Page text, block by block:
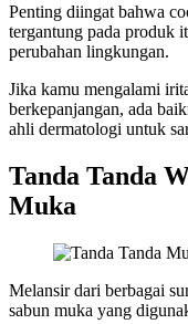
Penting diingat bahwa
tergantung pada produk
perubahan lingkungan.
Jika kamu mengalami
berkepanjangan, ada
ahli dermatologi untuk
Tanda Tanda
Muka
Melansir dari berbagai
sabun muka yang